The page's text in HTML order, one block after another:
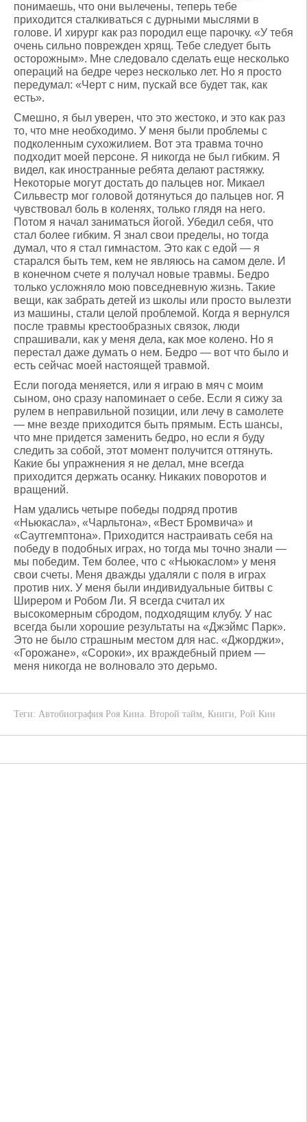
понимаешь, что они вылечены, теперь тебе
приходится сталкиваться с дурными мыслями в
голове. И хирург как раз породил еще парочку. «У тебя
очень сильно поврежден хрящ. Тебе следует быть
осторожным». Мне следовало сделать еще несколько
операций на бедре через несколько лет. Но я просто
передумал: «Черт с ним, пускай все будет так, как
есть».
Смешно, я был уверен, что это жестоко, и это как раз
то, что мне необходимо. У меня были проблемы с
подколенным сухожилием. Вот эта травма точно
подходит моей персоне. Я никогда не был гибким. Я
видел, как иностранные ребята делают растяжку.
Некоторые могут достать до пальцев ног. Микаел
Сильвестр мог головой дотянуться до пальцев ног. Я
чувствовал боль в коленях, только глядя на него.
Потом я начал заниматься йогой. Убедил себя, что
стал более гибким. Я знал свои пределы, но тогда
думал, что я стал гимнастом. Это как с едой — я
старался быть тем, кем не являюсь на самом деле. И
в конечном счете я получал новые травмы. Бедро
только усложняло мою повседневную жизнь. Такие
вещи, как забрать детей из школы или просто вылезти
из машины, стали целой проблемой. Когда я вернулся
после травмы крестообразных связок, люди
спрашивали, как у меня дела, как мое колено. Но я
перестал даже думать о нем. Бедро — вот что было и
есть сейчас моей настоящей травмой.
Если погода меняется, или я играю в мяч с моим
сыном, оно сразу напоминает о себе. Если я сижу за
рулем в неправильной позиции, или лечу в самолете
— мне везде приходится быть прямым. Есть шансы,
что мне придется заменить бедро, но если я буду
следить за собой, этот момент получится оттянуть.
Какие бы упражнения я не делал, мне всегда
приходится держать осанку. Никаких поворотов и
вращений.
Нам удались четыре победы подряд против
«Ньюкасла», «Чарльтона», «Вест Бромвича» и
«Саутгемптона». Приходится настраивать себя на
победу в подобных играх, но тогда мы точно знали —
мы победим. Тем более, что с «Ньюкаслом» у меня
свои счеты. Меня дважды удаляли с поля в играх
против них. У меня были индивидуальные битвы с
Ширером и Робом Ли. Я всегда считал их
высокомерным сбродом, подходящим клубу. У нас
всегда были хорошие результаты на «Джэймс Парк».
Это не было страшным местом для нас. «Джорджи»,
«Горожане», «Сороки», их враждебный прием —
меня никогда не волновало это дерьмо.
Теги: Автобиография Роя Кина. Второй тайм, Книги, Рой Кин